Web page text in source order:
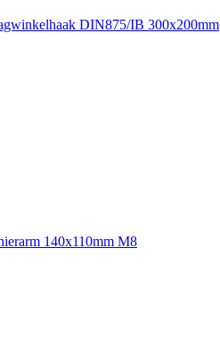
DIN875/IB 300x200mm
140x110mm M8